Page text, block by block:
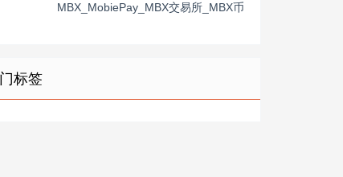
MBX_MobiePay_MBX交易所_MBX币
标签